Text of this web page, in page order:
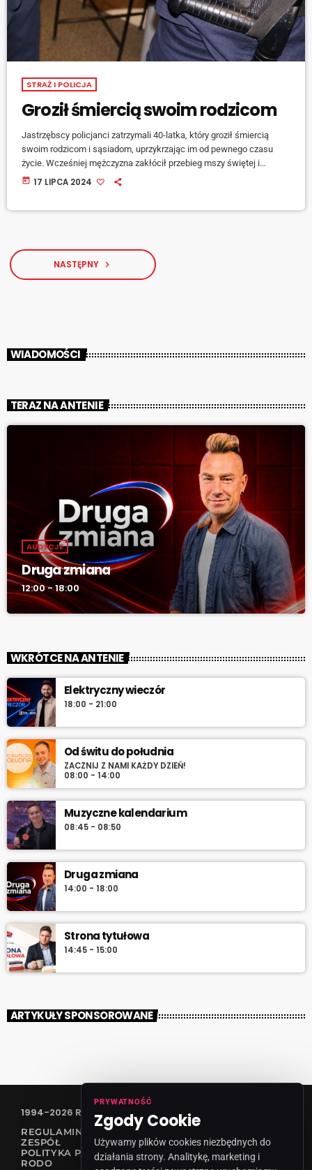
STRAŻ I POLICJA
Groził śmiercią swoim rodzicom
Jastrzębscy policjanci zatrzymali 40-latka, który groził śmiercią
swoim rodzicom i sąsiadom, uprzykrzając im od pewnego czasu
życie. Wcześniej mężczyzna zakłócił przebieg mszy świętej i
naruszył nietykalność mundurowych, za co został objęty policyjnym
today 17 LIPCA 2024
NASTĘPNY navigate_next
WIADOMOŚCI
TERAZ NA ANTENIE
AUDYCJE
Druga zmiana
12:00 - 18:00
WKRÓTCE NA ANTENIE
Elektryczny wieczór
18:00 - 21:00
Od świtu do południa
ZACZNIJ Z NAMI KAŻDY DZIEŃ!
08:00 - 14:00
Muzyczne kalendarium
08:45 - 08:50
Druga zmiana
14:00 - 18:00
Strona tytułowa
14:45 - 15:00
ARTYKUŁY SPONSOROWANE
1994-2026 RADIO VANESSA SPÓŁKA Z O.O
REGULAMIN KONKURSÓW
ZESPÓŁ
POLITYKA PRYWATNOŚCI
RODO
PRYWATNOŚĆ
Zgody Cookie
Używamy plików cookies niezbędnych do
działania strony. Analitykę, marketing i